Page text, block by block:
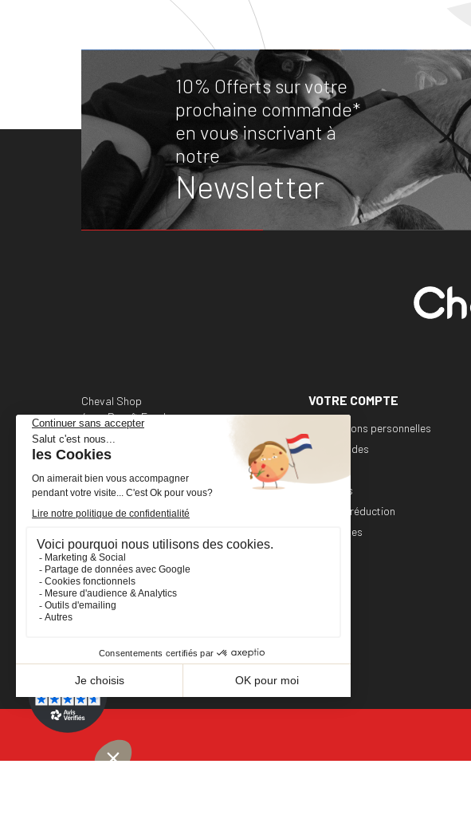
10% Offerts sur votre
prochaine commande*
en vous inscrivant à
notre
Newsletter
Cheval Shop
4 rue Benoît Frachon
44800 Saint-Herblain
France
+33 (0)2 40 36 20 61
boutique@cheval-shop.com
VOTRE COMPTE
Informations personnelles
Commandes
Adresses
Bons de réduction
Mes alertes